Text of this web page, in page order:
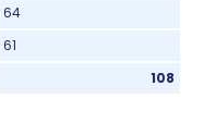
64
61
108